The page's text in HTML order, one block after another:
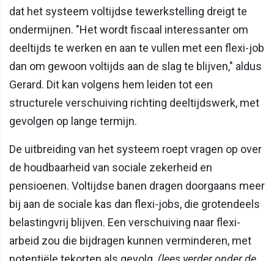
dat het systeem voltijdse tewerkstelling dreigt te
ondermijnen. "Het wordt fiscaal interessanter om
deeltijds te werken en aan te vullen met een flexi-job
dan om gewoon voltijds aan de slag te blijven," aldus
Gerard. Dit kan volgens hem leiden tot een
structurele verschuiving richting deeltijdswerk, met
gevolgen op lange termijn.
De uitbreiding van het systeem roept vragen op over
de houdbaarheid van sociale zekerheid en
pensioenen. Voltijdse banen dragen doorgaans meer
bij aan de sociale kas dan flexi-jobs, die grotendeels
belastingvrij blijven. Een verschuiving naar flexi-
arbeid zou die bijdragen kunnen verminderen, met